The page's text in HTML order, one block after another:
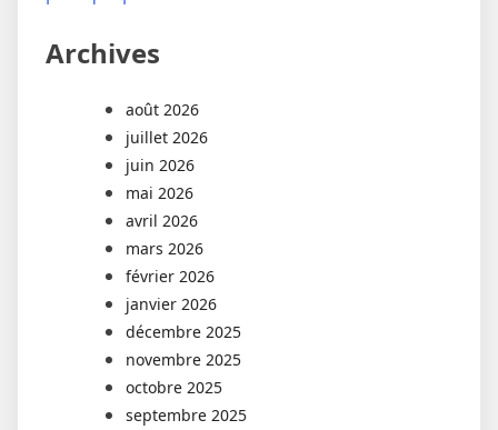
Archives
août 2026
juillet 2026
juin 2026
mai 2026
avril 2026
mars 2026
février 2026
janvier 2026
décembre 2025
novembre 2025
octobre 2025
septembre 2025